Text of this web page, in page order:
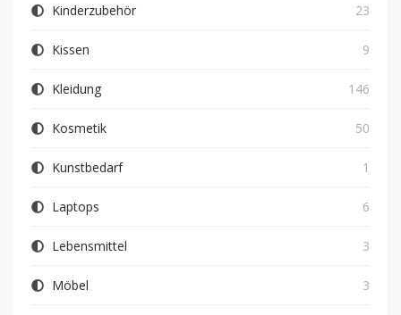
Kinderzubehör 23
Kissen 9
Kleidung 146
Kosmetik 50
Kunstbedarf 1
Laptops 6
Lebensmittel 3
Möbel 3